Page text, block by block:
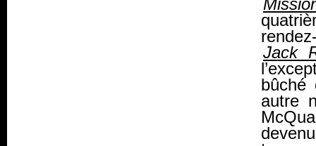
Jack
bûché
autre